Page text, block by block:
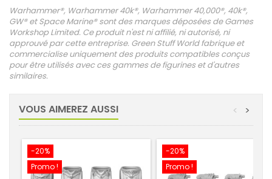
Warhammer®, Warhammer 40k®, Warhammer 40,000®, 40k®,
GW® et Space Marine® sont des marques déposées de Games
Workshop Limited. Ce produit n'est ni affilié, ni autorisé, ni
approuvé par cette entreprise. Green Stuff World fabrique et
commercialise uniquement des produits compatibles conçus
pour être utilisés avec ces gammes de figurines et d'autres
similaires.
VOUS AIMEREZ AUSSI >
<
-20%
Promo !
-20%
Promo !